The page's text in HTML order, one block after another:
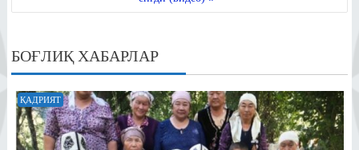
БОҒЛИҚ ХАБАРЛАР
ҚАДРИЯТ